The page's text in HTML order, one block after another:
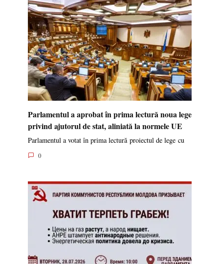
Parlamentul a aprobat în prima lectură noua lege
privind ajutorul de stat, aliniată la normele UE
Parlamentul a votat în prima lectură proiectul de lege cu
0